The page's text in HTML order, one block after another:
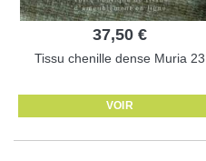
37,50 €
Tissu chenille dense Muria 23
VOIR